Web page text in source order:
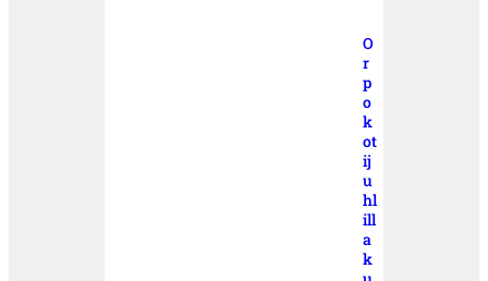
O
r
p
o
k
ot
ij
u
hl
ill
a
k